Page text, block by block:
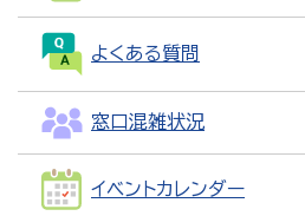
よくある質問
窓口混雑状況
イベントカレンダー